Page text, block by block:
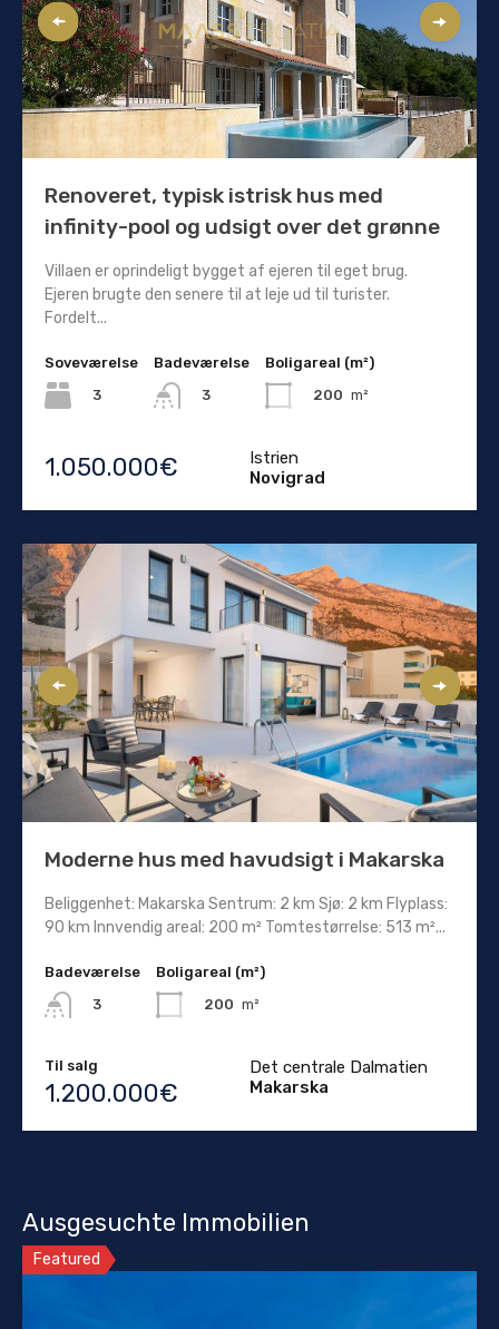
Renoveret, typisk istrisk hus med
infinity-pool og udsigt over det grønne
Villaen er oprindeligt bygget af ejeren til eget brug.
Ejeren brugte den senere til at leje ud til turister.
Fordelt...
Soveværelse
3
Badeværelse
3
Boligareal (m²)
200 m²
1.050.000€
Istrien
Novigrad
Moderne hus med havudsigt i Makarska
Beliggenhet: Makarska Sentrum: 2 km Sjø: 2 km Flyplass:
90 km Innvendig areal: 200 m² Tomtestørrelse: 513 m²...
Badeværelse
3
Boligareal (m²)
200 m²
Til salg
1.200.000€
Det centrale Dalmatien
Makarska
Ausgesuchte Immobilien
Featured